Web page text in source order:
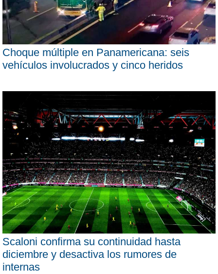
Choque múltiple en Panamericana: seis
vehículos involucrados y cinco heridos
Scaloni confirma su continuidad hasta
diciembre y desactiva los rumores de
internas